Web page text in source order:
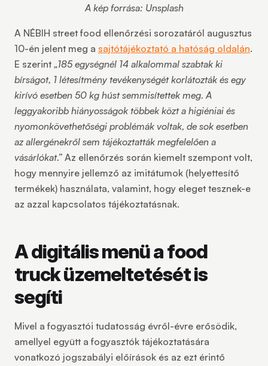
A kép forrása: Unsplash
A NÉBIH street food ellenőrzési sorozatáról augusztus
10-én jelent meg a sajtótájékoztató a hatóság oldalán.
E szerint „185 egységnél 14 alkalommal szabtak ki
bírságot, 1 létesítmény tevékenységét korlátozták és egy
kirívó esetben 50 kg húst semmisítettek meg. A
leggyakoribb hiányosságok többek közt a higiéniai és
nyomonkövethetőségi problémák voltak, de sok esetben
az allergénekről sem tájékoztatták megfelelően a
vásárlókat.” Az ellenőrzés során kiemelt szempont volt,
hogy mennyire jellemző az imitátumok (helyettesítő
termékek) használata, valamint, hogy eleget tesznek-e
az azzal kapcsolatos tájékoztatásnak.
A digitális menü a food
truck üzemeltetését is
segíti
Mivel a fogyasztói tudatosság évről-évre erősödik,
amellyel együtt a fogyasztók tájékoztatására
vonatkozó jogszabályi előírások és az ezt érintő